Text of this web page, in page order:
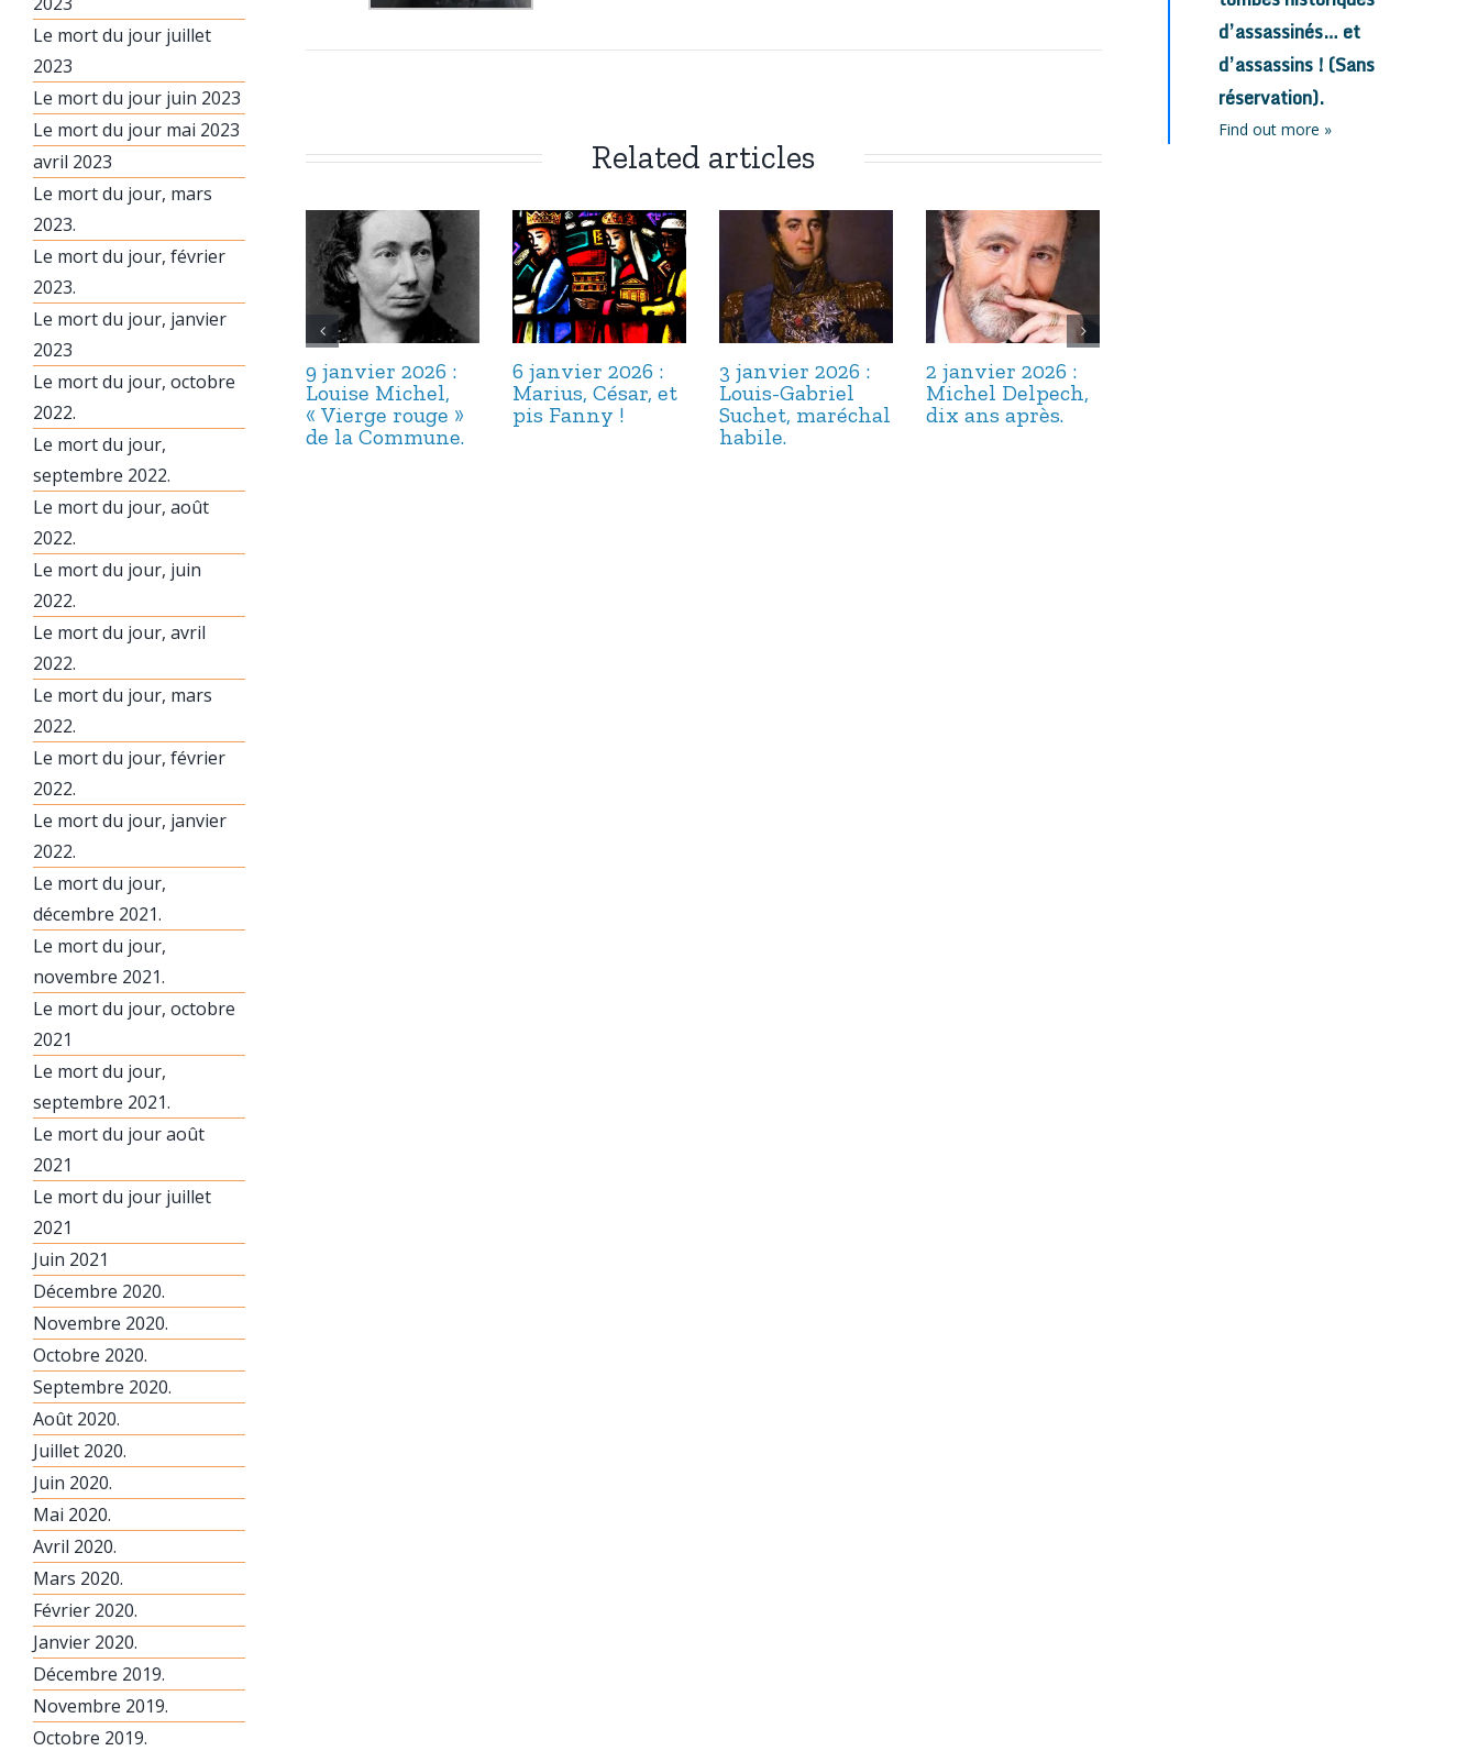
Related articles
9 janvier 2026 :
Louise Michel,
« Vierge rouge »
de la Commune.
6 janvier 2026 :
Marius, César, et
pis Fanny !
3 janvier 2026 :
Louis-Gabriel
Suchet, maréchal
habile.
2 janvier 2026 :
Michel Delpech,
dix ans après.
Le mort du jour juillet
2023
Le mort du jour juin 2023
Le mort du jour mai 2023
avril 2023
Le mort du jour, mars
2023.
Le mort du jour, février
2023.
Le mort du jour, janvier
2023
Le mort du jour, octobre
2022.
Le mort du jour,
septembre 2022.
Le mort du jour, août
2022.
Le mort du jour, juin
2022.
Le mort du jour, avril
2022.
Le mort du jour, mars
2022.
Le mort du jour, février
2022.
Le mort du jour, janvier
2022.
Le mort du jour,
décembre 2021.
Le mort du jour,
novembre 2021.
Le mort du jour, octobre
2021
Le mort du jour,
septembre 2021.
Le mort du jour août
2021
Le mort du jour juillet
2021
Juin 2021
Décembre 2020.
Novembre 2020.
Octobre 2020.
Septembre 2020.
Août 2020.
Juillet 2020.
Juin 2020.
Mai 2020.
Avril 2020.
Mars 2020.
Février 2020.
Janvier 2020.
Décembre 2019.
Novembre 2019.
Octobre 2019.
d’assassinés… et
d’assassins ! (Sans
réservation).
Find out more »